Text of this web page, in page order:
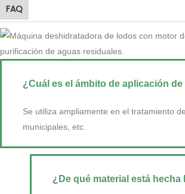
FAQ
¿Cuál es el ámbito de aplicación
Se utiliza ampliamente en el tratamiento
municipales, etc.
¿De qué material está